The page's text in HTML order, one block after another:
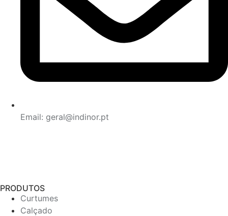
Email: geral@indinor.pt
PRODUTOS
Curtumes
Calçado